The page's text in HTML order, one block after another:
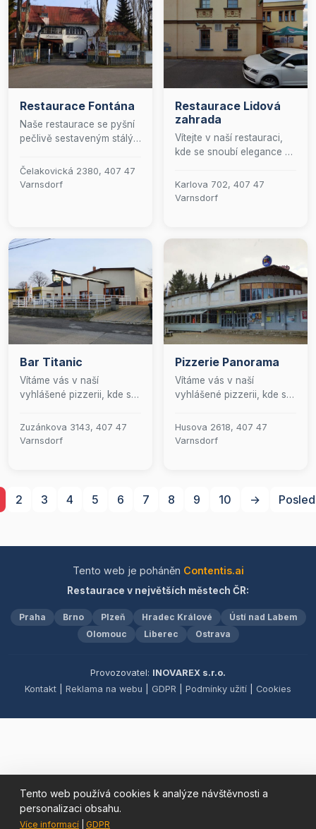
Tento web používá cookies k analýze návštěvnosti a
personalizaci obsahu.
Více informací GDPR
Restaurace Fontána
Naše restaurace se pyšní
pečlivě sestaveným stálým
širokou nabídkou nápojů.
Zaměřujeme se na
poskytli jedinečný
kulinářský zážitek.
Čelakovická 2380, 407 47
Varnsdorf
Restaurace Lidová
zahrada
Vítejte v naší restauraci,
kde se snoubí elegance s
okamžik stává
výjimečným. Naše stylové
rodinných oslav, firemních
koncertů či inspirativních
vernisáží. Přijďte zažít
jedinečnou atmosféru, kde
se každá událost promění
ve vzpomínku, na kterou
nezapomenete.
Karlova 702, 407 47
Varnsdorf
Bar Titanic
Vítáme vás v naší
vyhlášené pizzerii, kde se
kuchyně s příjemnou
atmosférou. Pravidelně
zážitek. V naší nabídce
naleznete pečlivě vybrané
dokonale doplňují chuť
užít nezapomenutelný
večer plný chutí a hudby v
Zuzánkova 3143, 407 47
Varnsdorf
Pizzerie Panorama
Vítáme vás v naší
vyhlášené pizzerii, kde se
chutě s moderním
kulinářským uměním. Naše
Nabízíme široký výběr
těstovin, lahodných pizz,
dezertů. K dokonalému
gastronomickému zážitku
patří také pečlivě vybraná
nabídka alkoholických i
Přijďte a nechte se unést
atmosférou a chutěmi,
Husova 2618, 407 47
Varnsdorf
2 3 4 5 6 7 8 9 10 →
Tento web je poháněn Contentis.ai
Restaurace v největších městech ČR:
Praha Brno Plzeň Hradec Králové
Ústí nad Labem
Olomouc
Liberec Ostrava
Provozovatel: INOVAREX s.r.o.
Kontakt
Reklama na webu GDPR Podmínky užití Cookies